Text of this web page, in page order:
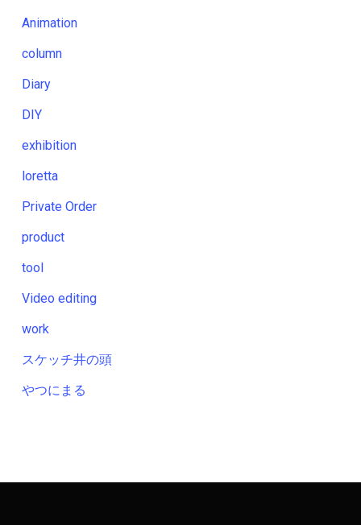
Animation
column
Diary
DIY
exhibition
loretta
Private Order
product
tool
Video editing
work
スケッチ井の頭
やつにまる